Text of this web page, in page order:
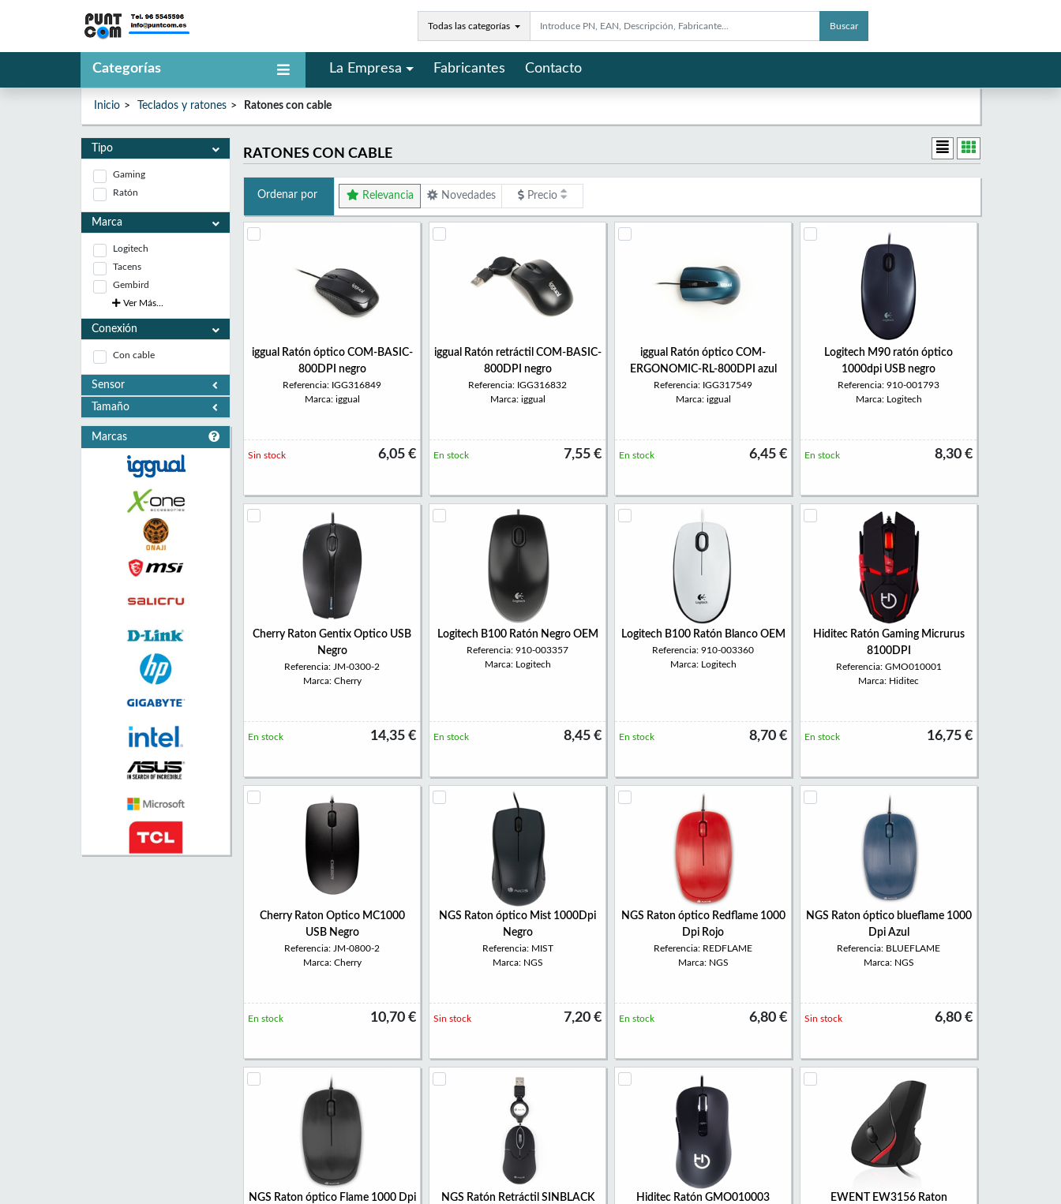
Todas las categorías Buscar
Categorías La Empresa Fabricantes Contacto
Inicio Teclados y ratones Ratones con cable
Tipo
Gaming
Ratón
Marca
Logitech
Tacens
Gembird
Ver Más...
Conexión
Con cable
Sensor
Tamaño
Marcas
RATONES CON CABLE
Ordenar por Relevancia Novedades Precio
iggual Ratón óptico COM-BASIC-
800DPI negro
Referencia: IGG316849
Marca: iggual
6,05 €
Sin stock
iggual Ratón retráctil COM-BASIC-
800DPI negro
Referencia: IGG316832
Marca: iggual
7,55 €
En stock
iggual Ratón óptico COM-
ERGONOMIC-RL-800DPI azul
Referencia: IGG317549
Marca: iggual
6,45 €
En stock
Logitech M90 ratón óptico
1000dpi USB negro
Referencia: 910-001793
Marca: Logitech
8,30 €
En stock
Cherry Raton Gentix Optico USB
Negro
Referencia: JM-0300-2
Marca: Cherry
14,35 €
En stock
Logitech B100 Ratón Negro OEM
Referencia: 910-003357
Marca: Logitech
8,45 €
En stock
Logitech B100 Ratón Blanco OEM
Referencia: 910-003360
Marca: Logitech
8,70 €
En stock
Hiditec Ratón Gaming Micrurus
8100DPI
Referencia: GMO010001
Marca: Hiditec
16,75 €
En stock
Cherry Raton Optico MC1000
USB Negro
Referencia: JM-0800-2
Marca: Cherry
10,70 €
En stock
NGS Raton óptico Mist 1000Dpi
Negro
Referencia: MIST
Marca: NGS
7,20 €
Sin stock
NGS Raton óptico Redflame 1000
Dpi Rojo
Referencia: REDFLAME
Marca: NGS
6,80 €
En stock
NGS Raton óptico blueflame 1000
Dpi Azul
Referencia: BLUEFLAME
Marca: NGS
6,80 €
Sin stock
NGS Raton óptico Flame 1000 Dpi
NGS Ratón Retráctil SINBLACK
Hiditec Ratón GMO010003
EWENT EW3156 Raton